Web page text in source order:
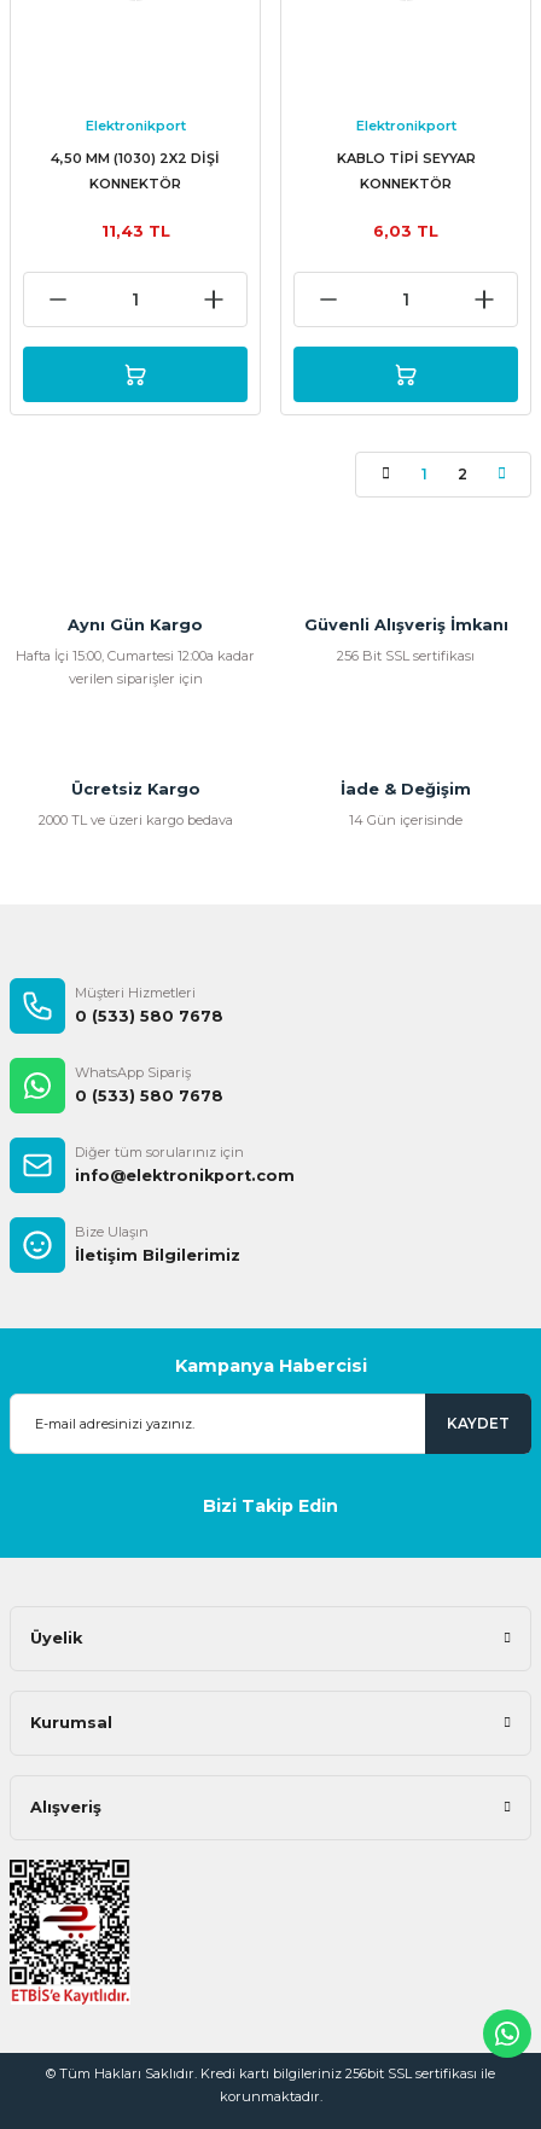
Elektronikport
4,50 MM (1030) 2X2 DİŞİ
KONNEKTÖR
11,43 TL
Elektronikport
KABLO TİPİ SEYYAR
KONNEKTÖR
6,03 TL
1 2
Aynı Gün Kargo
Hafta İçi 15:00, Cumartesi 12:00a kadar
verilen siparişler için
Güvenli Alışveriş İmkanı
256 Bit SSL sertifikası
Ücretsiz Kargo
2000 TL ve üzeri kargo bedava
İade & Değişim
14 Gün içerisinde
Müşteri Hizmetleri
0 (533) 580 7678
WhatsApp Sipariş
0 (533) 580 7678
Diğer tüm sorularınız için
info@elektronikport.com
Bize Ulaşın
İletişim Bilgilerimiz
Kampanya Habercisi
KAYDET
Bizi Takip Edin
Üyelik
Kurumsal
Alışveriş
© Tüm Hakları Saklıdır. Kredi kartı bilgileriniz 256bit SSL sertifikası ile
korunmaktadır.